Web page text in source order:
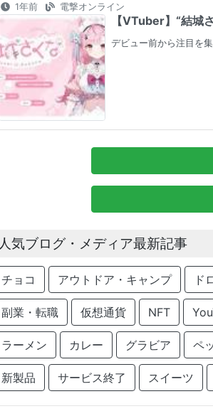
1年前 電撃オンライン
【VTuber】“結城
デビュー前から注目を
人気ブログ・メディア最新記事
チョコ アウトドア・キャンプ ド
副業・転職 仮想通貨 NFT
ラーメン カレー グラビア ペ
新製品 サービス終了 スイーツ